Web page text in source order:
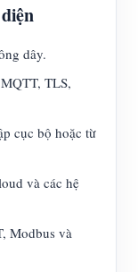
dây.
TLS,
cục bộ hoặc từ
và các hệ
Modbus và